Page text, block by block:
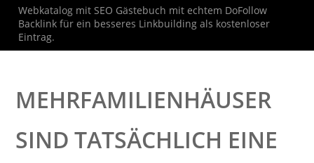
Webkatalog mit SEO Gästebuch mit echtem DoFollow
Backlink für ein besseres Linkbuilding als kostenloser
Eintrag.
MEHRFAMILIENHÄUSER
SIND TATSÄCHLICH EINE